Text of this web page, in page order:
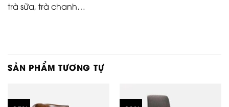
trà sữa, trà chanh…
SẢN PHẨM TƯƠNG TỰ